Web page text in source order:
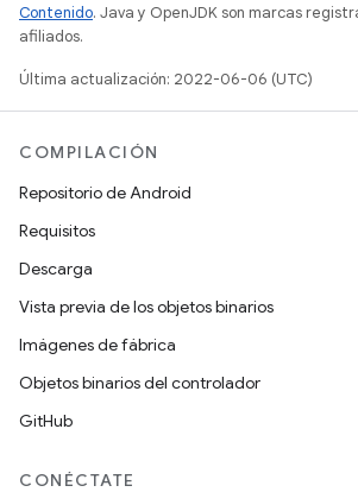
Contenido. Java y OpenJDK son marcas
afiliados.
Última actualización: 2022-06-06 (UTC)
COMPILACIÓN
Repositorio de Android
Requisitos
Descarga
Vista previa de los objetos binarios
Imágenes de fábrica
Objetos binarios del controlador
GitHub
CONÉCTATE